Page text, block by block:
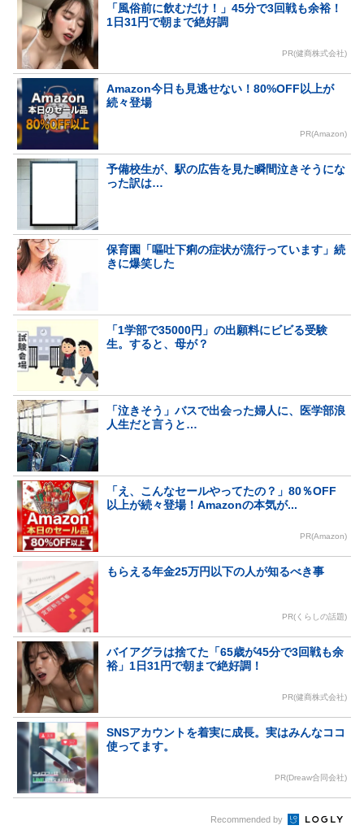
「風俗前に飲むだけ！」45分で3回戦も余裕！
1日31円で朝まで絶好調
PR(健商株式会社)
Amazon今日も見逃せない！80%OFF以上が
続々登場
PR(Amazon)
予備校生が、駅の広告を見た瞬間泣きそうにな
った訳は…
保育園「嘔吐下痢の症状が流行っています」続
きに爆笑した
「1学部で35000円」の出願料にビビる受験
生。すると、母が？
「泣きそう」バスで出会った婦人に、医学部浪
人生だと言うと…
「え、こんなセールやってたの？」80％OFF
以上が続々登場！Amazonの本気が...
PR(Amazon)
もらえる年金25万円以下の人が知るべき事
PR(くらしの話題)
バイアグラは捨てた「65歳が45分で3回戦も余
裕」1日31円で朝まで絶好調！
PR(健商株式会社)
SNSアカウントを着実に成長。実はみんなココ
使ってます。
PR(Dreaw合同会社)
Recommended by